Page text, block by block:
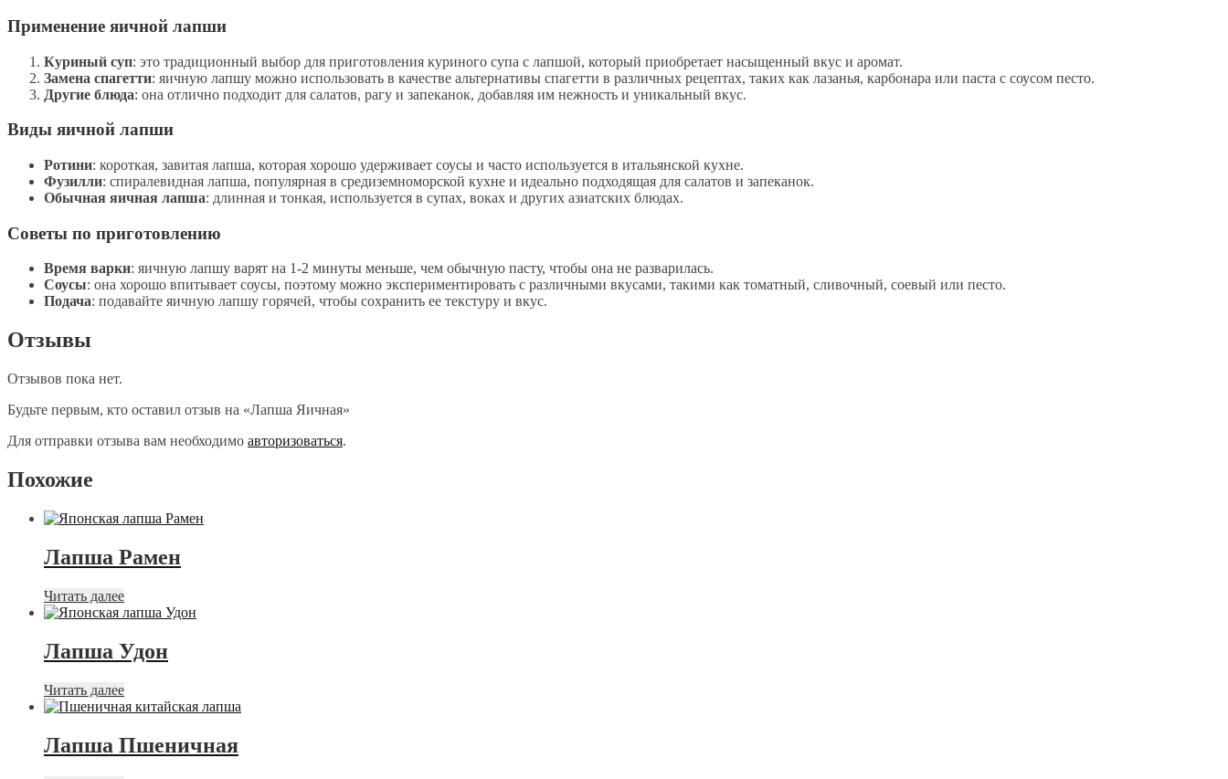
Применение яичной лапши
Куриный суп: это традиционный выбор для приготовления куриного супа с лапшой, который приобретает насыщенный вкус и аромат.
Замена спагетти: яичную лапшу можно использовать в качестве альтернативы спагетти в различных рецептах, таких как лазанья, карбонара или паста с соусом песто.
Другие блюда: она отлично подходит для салатов, рагу и запеканок, добавляя им нежность и уникальный вкус.
Виды яичной лапши
Ротини: короткая, завитая лапша, которая хорошо удерживает соусы и часто используется в итальянской кухне.
Фузилли: спиралевидная лапша, популярная в средиземноморской кухне и идеально подходящая для салатов и запеканок.
Обычная яичная лапша: длинная и тонкая, используется в супах, воках и других азиатских блюдах.
Советы по приготовлению
Время варки: яичную лапшу варят на 1-2 минуты меньше, чем обычную пасту, чтобы она не разварилась.
Соусы: она хорошо впитывает соусы, поэтому можно экспериментировать с различными вкусами, такими как томатный, сливочный, соевый или песто.
Подача: подавайте яичную лапшу горячей, чтобы сохранить ее текстуру и вкус.
Отзывы
Отзывов пока нет.
Будьте первым, кто оставил отзыв на «Лапша Яичная»
Для отправки отзыва вам необходимо авторизоваться.
Похожие
Лапша Рамен
Читать далее
Лапша Удон
Читать далее
Лапша Пшеничная